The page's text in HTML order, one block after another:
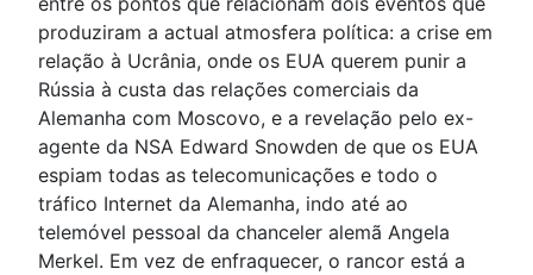
produziram a actual atmosfera política: a crise em
relação à Ucrânia, onde os EUA querem punir a
Rússia à custa das relações comerciais da
Alemanha com Moscovo, e a revelação pelo ex-
agente da NSA Edward Snowden de que os EUA
espiam todas as telecomunicações e todo o
tráfico Internet da Alemanha, indo até ao
telemóvel pessoal da chanceler alemã Angela
Merkel. Em vez de enfraquecer, o rancor está a